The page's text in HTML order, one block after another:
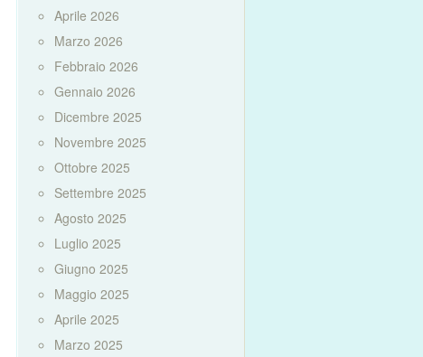
Aprile 2026
Marzo 2026
Febbraio 2026
Gennaio 2026
Dicembre 2025
Novembre 2025
Ottobre 2025
Settembre 2025
Agosto 2025
Luglio 2025
Giugno 2025
Maggio 2025
Aprile 2025
Marzo 2025